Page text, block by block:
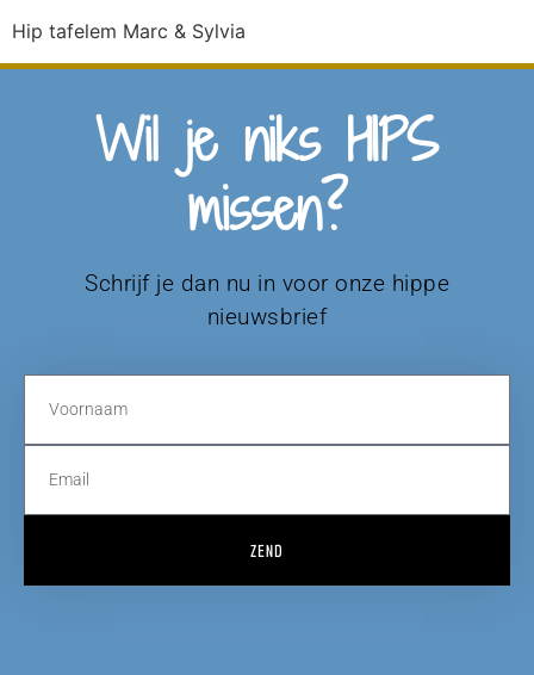
Hip tafelem Marc & Sylvia
Wil je niks HIPS
missen?
Schrijf je dan nu in voor onze hippe
nieuwsbrief
ZEND